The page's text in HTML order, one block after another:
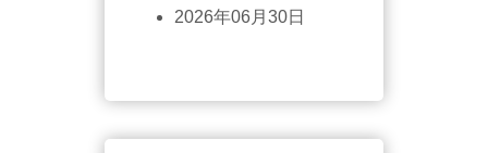
2026年06月30日